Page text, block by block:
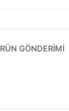
GÖNDERIMI